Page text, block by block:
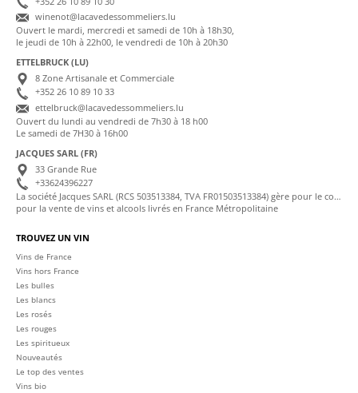
winenot@lacavedessommeliers.lu
Ouvert le mardi, mercredi et samedi de 10h à 18h30,
le jeudi de 10h à 22h00, le vendredi de 10h à 20h30
ETTELBRUCK (LU)
8 Zone Artisanale et Commerciale
+352 26 10 89 10 33
ettelbruck@lacavedessommeliers.lu
Ouvert du lundi au vendredi de 7h30 à 18 h00
Le samedi de 7H30 à 16h00
JACQUES SARL (FR)
33 Grande Rue
+33624396227
La société Jacques SARL (RCS 503513384, TVA FR01503513384) gère pour le compte de La Cave des Sommeliers les transactions bancaires et la facturation
pour la vente de vins et alcools livrés en France Métropolitaine
TROUVEZ UN VIN
Vins de France
Vins hors France
Les bulles
Les blancs
Les rosés
Les rouges
Les spiritueux
Nouveautés
Le top des ventes
Vins bio